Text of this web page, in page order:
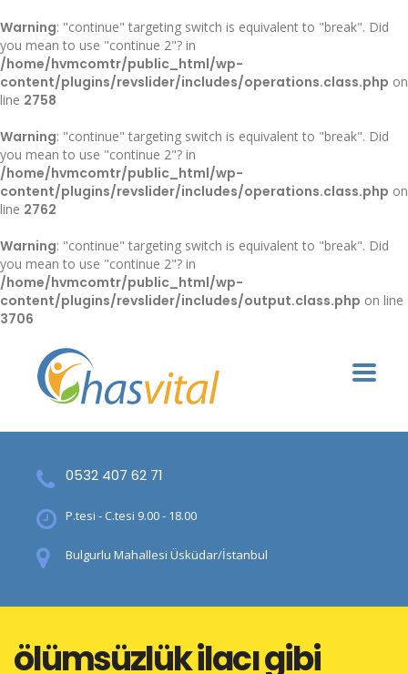
Warning: "continue" targeting switch is equivalent to "break". Did
you mean to use "continue 2"? in
/home/hvmcomtr/public_html/wp-
content/plugins/revslider/includes/operations.class.php on
line 2758
Warning: "continue" targeting switch is equivalent to "break". Did
you mean to use "continue 2"? in
/home/hvmcomtr/public_html/wp-
content/plugins/revslider/includes/operations.class.php on
line 2762
Warning: "continue" targeting switch is equivalent to "break". Did
you mean to use "continue 2"? in
/home/hvmcomtr/public_html/wp-
content/plugins/revslider/includes/output.class.php on line
3706
0532 407 62 71
P.tesi - C.tesi 9.00 - 18.00
Bulgurlu Mahallesi Üsküdar/İstanbul
ölümsüzlük ilacı gibi